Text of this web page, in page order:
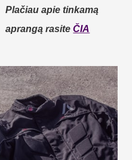
Plačiau apie tinkamą
aprangą rasite ČIA